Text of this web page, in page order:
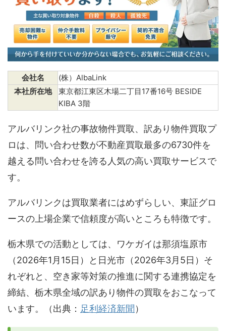
会社名
(株）AlbaLink
本社所在地
東京都江東区木場二丁目17番16号 BESIDE
KIBA 3階
アルバリンク社の事故物件買取、訳あり物件買取プ
ロは、問い合わせ数が不動産買取最多の6730件を
越える問い合わせを誇る人気の高い買取サービスで
す。
アルバリンクは買取業者にはめずらしい、東証グロ
ースの上場企業で信頼度が高いところも特徴です。
栃木県での活動としては、ワケガイは那須塩原市
（2026年1月15日）と日光市（2026年3月5日）そ
れぞれと、空き家等対策の推進に関する連携協定を
締結、栃木県全域の訳あり物件の買取をおこなって
います。（出典： 足利経済新聞）